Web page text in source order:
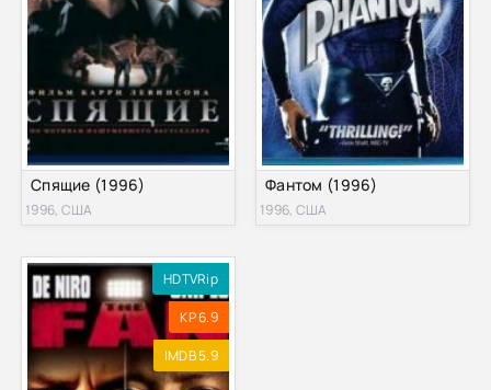
Спящие (1996)
1996, США
Фантом (1996)
1996, США
HDTVRip
KP 6.9
IMDB 5.9